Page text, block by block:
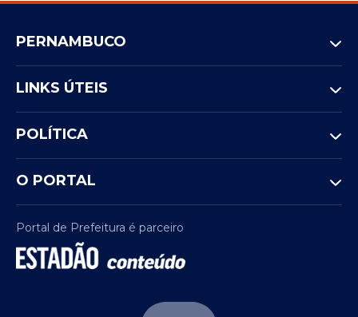
PERNAMBUCO
LINKS ÚTEIS
POLÍTICA
O PORTAL
Portal de Prefeitura é parceiro